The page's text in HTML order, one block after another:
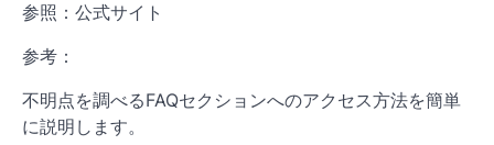
参照：公式サイト
参考：
不明点を調べるFAQセクションへのアクセス方法を簡単
に説明します。